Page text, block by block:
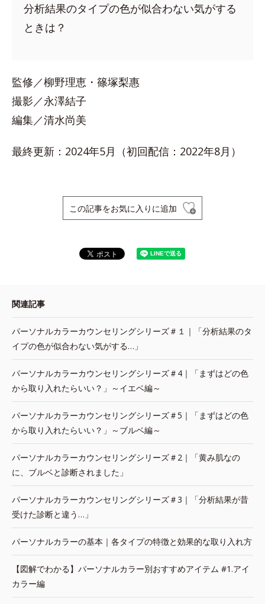
分析結果のタイプの色が似合わない気がする
ときは？
監修／柳野理恵・篠塚梨惠
撮影／永澤結子
編集／清水尚美
最終更新：2024年5月（初回配信：2022年8月）
この記事をお気に入りに追加
関連記事
パーソナルカラーカウンセリングシリーズ＃１｜「分析結果のタ
イプの色が似合わない気がする…」
パーソナルカラーカウンセリングシリーズ＃4｜「まずはどの色
から取り入れたらいい？」～イエベ編～
パーソナルカラーカウンセリングシリーズ＃5｜「まずはどの色
から取り入れたらいい？」～ブルベ編～
パーソナルカラーカウンセリングシリーズ＃2｜「黄み肌なの
に、ブルベと診断されました」
パーソナルカラーカウンセリングシリーズ＃3｜「分析結果が昔
受けた診断と違う…」
パーソナルカラーの基本｜各タイプの特徴と効果的な取り入れ方
【図解でわかる】パーソナルカラー別おすすめアイテム #1.アイ
カラー編